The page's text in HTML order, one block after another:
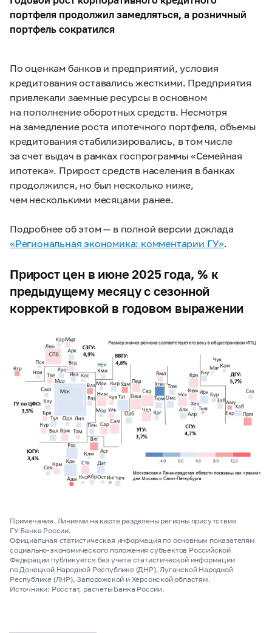
портфеля продолжил замедляться, а розничный
портфель сократился
По оценкам банков и предприятий, условия
кредитования оставались жесткими. Предприятия
привлекали заемные ресурсы в основном
на пополнение оборотных средств. Несмотря
на замедление роста ипотечного портфеля, объемы
кредитования стабилизировались, в том числе
за счет выдач в рамках госпрограммы «Семейная
ипотека». Прирост средств населения в банках
продолжился, но был несколько ниже,
чем несколькими месяцами ранее.
Подробнее об этом — в полной версии доклада
«Региональная экономика: комментарии ГУ».
Прирост цен в июне 2025 года, % к
предыдущему месяцу с сезонной
корректировкой в годовом выражении
Примечание. Линиями на карте разделены регионы присутствия
ГУ Банка России.
Официальная статистическая информация по основным показателям
социально-экономического положения субъектов Российской
Федерации публикуется без учета статистической информации
по Донецкой Народной Республике (ДНР), Луганской Народной
Республике (ЛНР), Запорожской и Херсонской областям.
Источники: Росстат, расчеты Банка России.